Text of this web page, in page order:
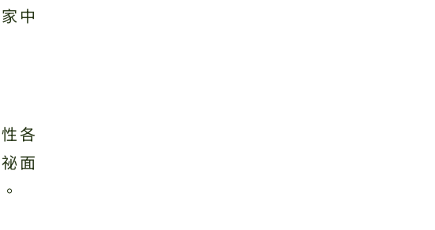
中
各
面